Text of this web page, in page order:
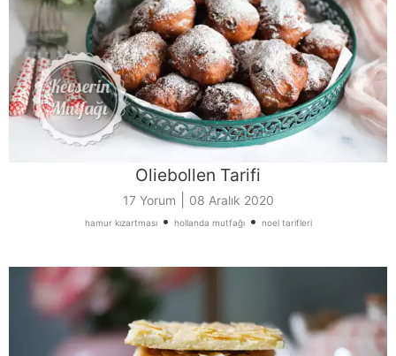
Oliebollen Tarifi
17 Yorum 08 Aralık 2020
hamur kızartması• hollanda mutfağı• noel tarifleri